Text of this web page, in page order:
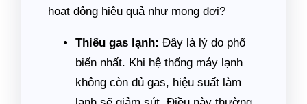
hoạt động hiệu quả như mong đợi?
Thiếu gas lạnh: Đây là lý do phổ
biến nhất. Khi hệ thống máy lạnh
không còn đủ gas, hiệu suất làm